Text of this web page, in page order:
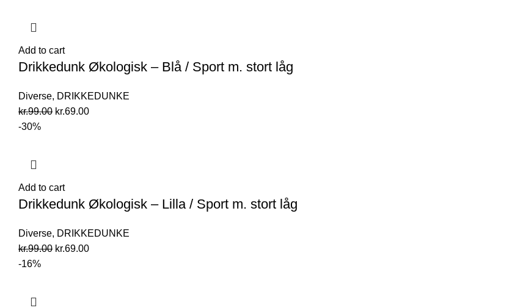
Add to cart
Drikkedunk Økologisk – Blå / Sport m. stort låg
Diverse, DRIKKEDUNKE
kr.99.00 Original
kr.69.00Current
-30%
Add to cart
Drikkedunk Økologisk – Lilla / Sport m. stort låg
Diverse, DRIKKEDUNKE
kr.99.00 Original
kr.69.00Current
-16%